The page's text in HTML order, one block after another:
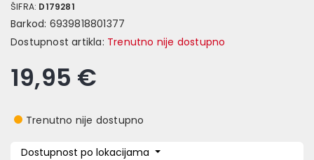
ŠIFRA: D179281
Barkod: 6939818801377
Dostupnost artikla: Trenutno nije dostupno
19,95 €
Trenutno nije dostupno
Dostupnost po lokacijama